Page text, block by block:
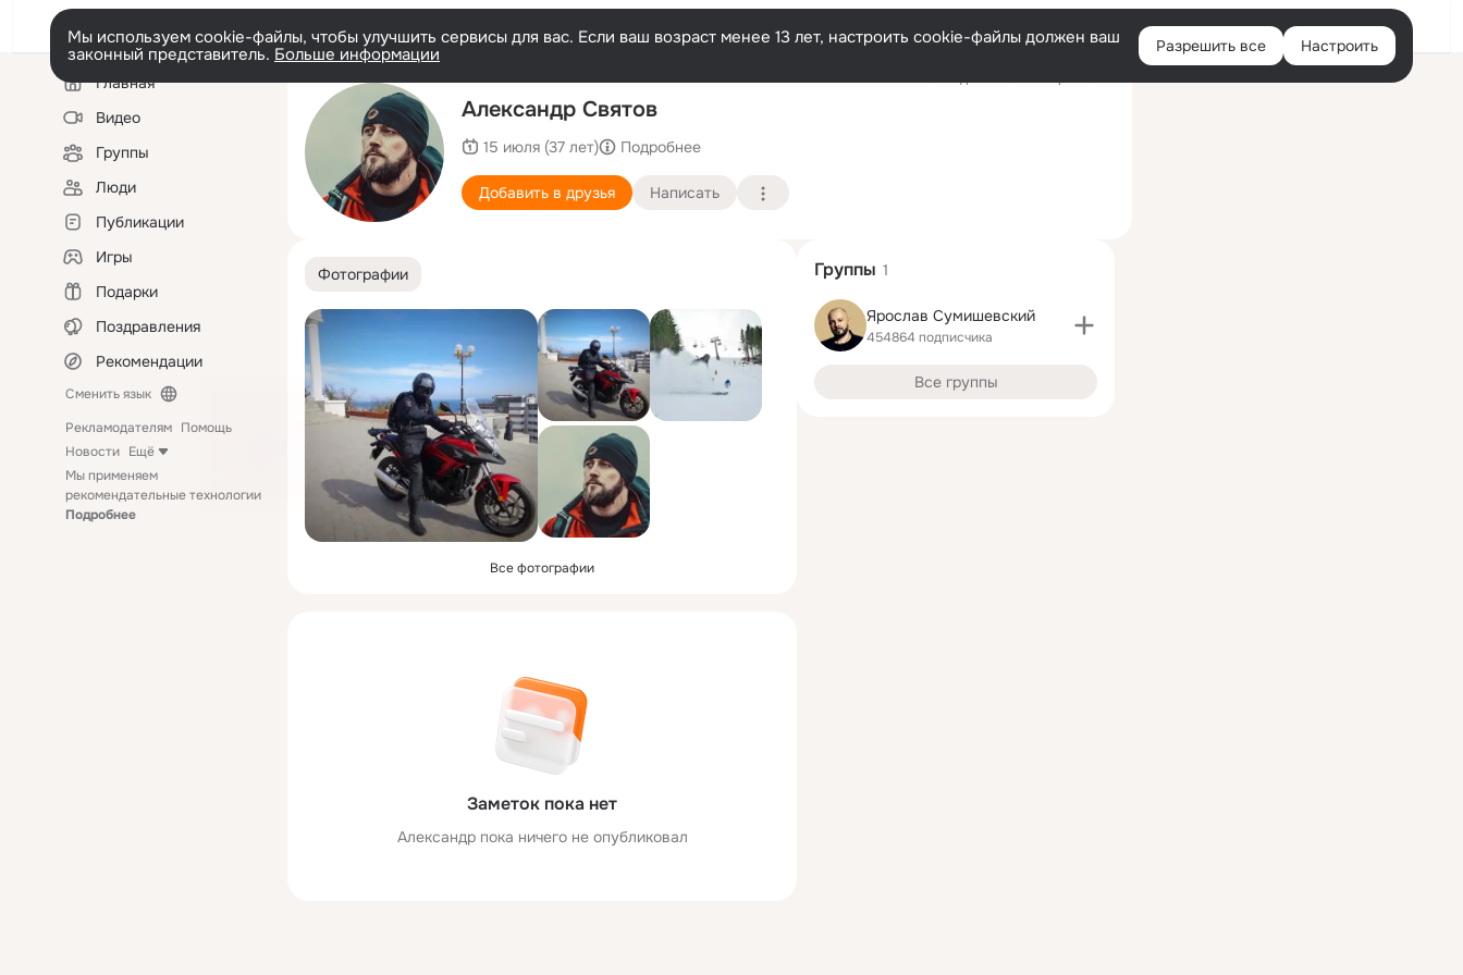
Войти
Мы используем cookie-файлы, чтобы улучшить сервисы для вас. Если ваш возраст менее 13 лет, настроить cookie-файлы должен ваш
законный представитель. Больше информации Разрешить все Настроить
Левая
колонкаГлавная
Видео
Группы
Люди
Публикации
Игры
Подарки
Поздравления
Рекомендации
Сменить язык
Рекламодателям Помощь
Новости Ещё
Мы применяем
рекомендательные технологии
Подробнее
Александр Святов
15 июля (37 лет) Подробнее
Добавить в друзья Написать
Фотографии
Все фотографии
Заметок пока нет
Александр пока ничего не опубликовал
Группы 1
Ярослав Сумишевский
454864 подписчика
Все группы